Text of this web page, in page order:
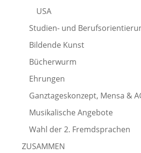
USA
Studien- und
Bildende Kunst
Bücherwurm
Ehrungen
Ganztageskonzept, Mensa &
Musikalische Angebote
Wahl der 2. Fremdsprachen
ZUSAMMEN